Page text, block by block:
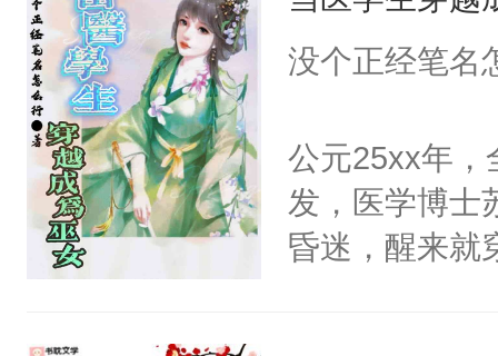
美。
没个正经笔名
公元25xx年，
发，医学博士
昏迷，醒来就